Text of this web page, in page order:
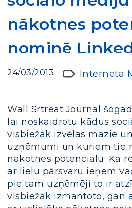
nākotnes
nominē
24/03/2013 Interneta
Wall Srtreat Journal
lai noskaidrotu kādus
visbiežāk izvēlas mazie
uzņēmumi un kuriem tie
nākotnes potenciālu. Kā
ar lielu pārsvaru ieņem
pie tam uzņēmēji to ir
visbiežāk izmantoto, gan